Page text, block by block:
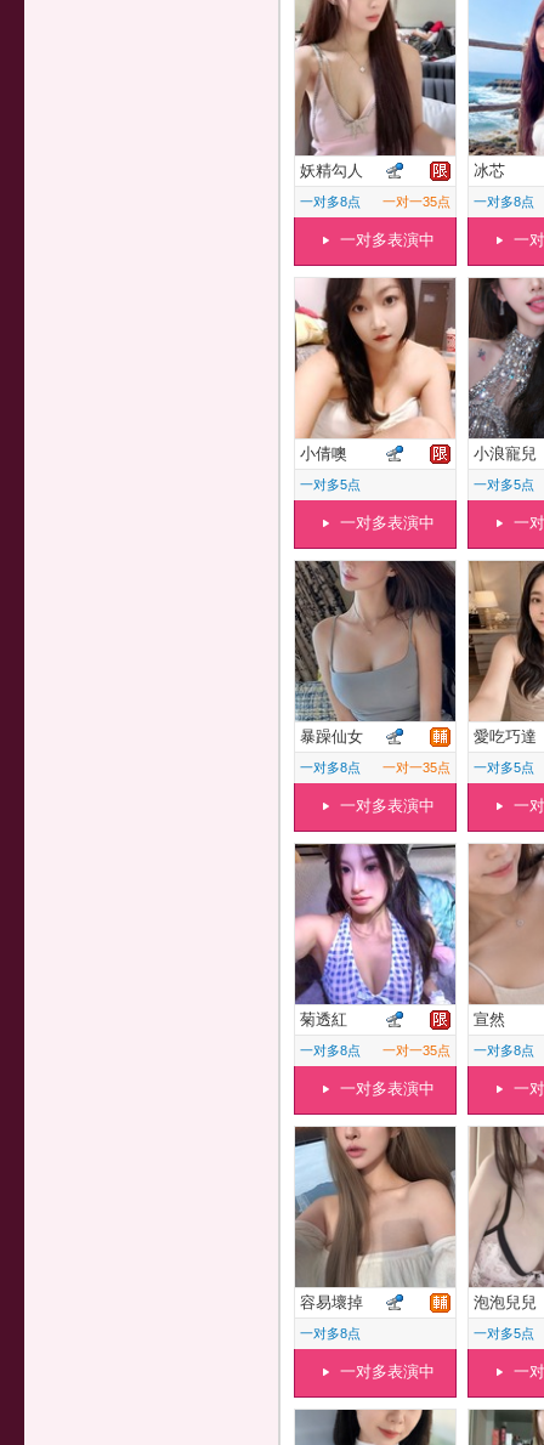
妖精勾人
一对多8点 一对一35点
一对多表演中
冰芯
一对多8点
一
小倩噢
一对多5点
一对多表演中
小浪寵兒
一对多5点
一
暴躁仙女
一对多8点 一对一35点
一对多表演中
愛吃巧達
一对多5点
一
菊透紅
一对多8点 一对一35点
一对多表演中
宣然
一对多8点
一
容易壞掉
一对多8点
一对多表演中
泡泡兒兒
一对多5点
一